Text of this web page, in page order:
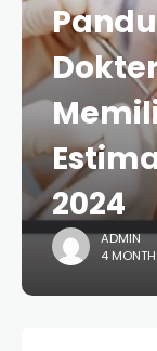
2024
ADMIN
4